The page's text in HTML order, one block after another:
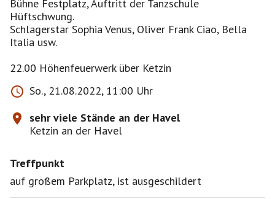
Bühne Festplatz, Auftritt der Tanzschule
Hüftschwung.
Schlagerstar Sophia Venus, Oliver Frank Ciao, Bella
Italia usw.
22.00 Höhenfeuerwerk über Ketzin
So., 21.08.2022, 11:00 Uhr
sehr viele Stände an der Havel
Ketzin an der Havel
Treffpunkt
auf großem Parkplatz, ist ausgeschildert